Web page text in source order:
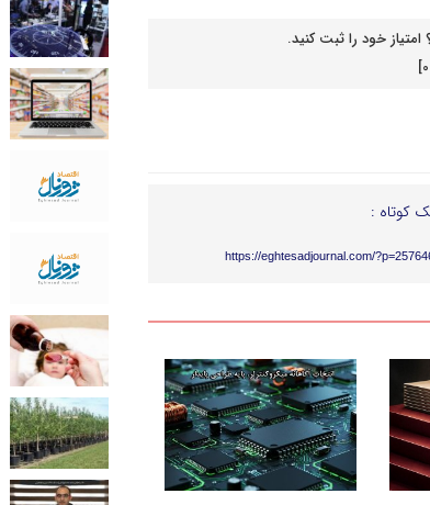
خود را ثبت کنید.
0
]
کوتاه :
https://eghtesadjournal.com/